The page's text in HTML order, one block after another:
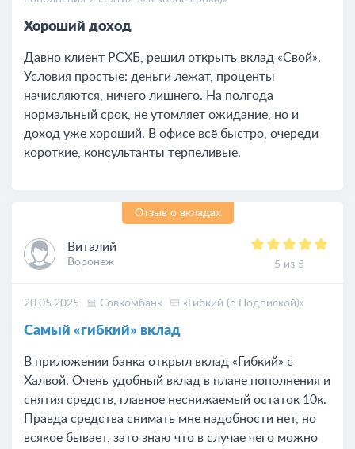
Хороший доход
Давно клиент РСХБ, решил открыть вклад «Свой».
Условия простые: деньги лежат, проценты
начисляются, ничего лишнего. На полгода
нормальный срок, не утомляет ожидание, но и
доход уже хороший. В офисе всё быстро, очереди
короткие, консультанты терпеливые.
Отзыв о вкладах
Виталий
Воронеж 5 из 5
20.05.2025 Совкомбанк «Гибкий (с Подпиской)»
Самый «гибкий» вклад
В приложении банка открыл вклад «Гибкий» с
Халвой. Очень удобный вклад в плане пополнения и
снятия средств, главное неснижаемый остаток 10к.
Правда средства снимать мне надобности нет, но
всякое бывает, зато знаю что в случае чего можно